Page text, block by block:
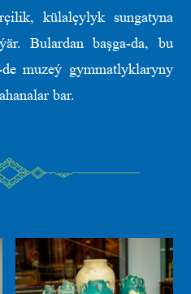
külalçylyk sungatyna
Bulardan başga-da, bu
muzeý gymmatlyklaryny
bar.